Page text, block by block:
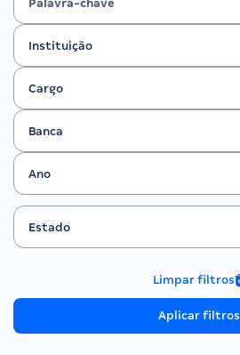
Instituição
Instituição
Cargo
Cargo
Banca
Banca
Ano
Ano
Filtrar por Estado
Estado
Estado
Limpar filtros
Aplicar filtros